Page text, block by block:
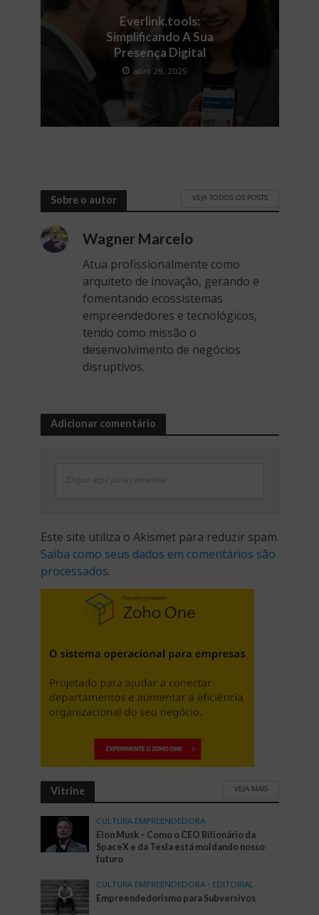
Everlink.tools:
Simplificando A Sua
Presença Digital
abril 29, 2025
Sobre o autor VEJA TODOS OS POSTS
Wagner Marcelo
Atua profissionalmente como
arquiteto de inovação, gerando e
fomentando ecossistemas
empreendedores e tecnológicos,
tendo como missão o
desenvolvimento de negócios
disruptivos.
Adicionar comentário
Clique aqui para comentar
Este site utiliza o Akismet para reduzir spam.
Saiba como seus dados em comentários são
processados.
Vitrine VEJA MAIS
CULTURA EMPREENDEDORA
Elon Musk – Como o CEO Bilionário da
SpaceX e da Tesla está moldando nosso
futuro
CULTURA EMPREENDEDORA • EDITORIAL
Empreendedorismo para Subversivos